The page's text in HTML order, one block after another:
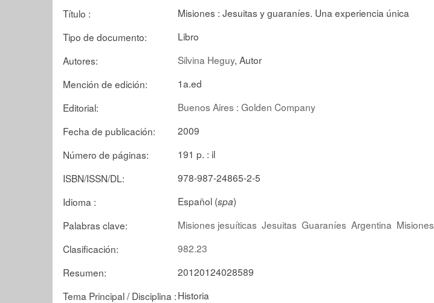
Título :
Misiones : Jesuitas y guaraníes. Una experiencia única
Tipo de documento:
Libro
Autores:
Silvina Heguy, Autor
Mención de edición:
1a.ed
Editorial:
Buenos Aires : Golden Company
Fecha de publicación:
2009
Número de páginas:
191 p. : il
ISBN/ISSN/DL:
978-987-24865-2-5
Idioma :
Español (spa)
Palabras clave:
Misiones jesuíticas Jesuitas Guaraníes Argentina Misiones
Clasificación:
982.23
Resumen:
20120124028589
Tema Principal / Disciplina :Historia